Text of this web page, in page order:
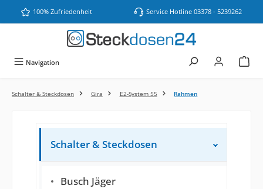
Zum Hauptinhalt springen
100% Zufriedenheit Service Hotline 03378 - 5239262
Navigation
Schalter & Steckdosen Gira E2-System 55 Rahmen
Schalter & Steckdosen
Busch Jäger